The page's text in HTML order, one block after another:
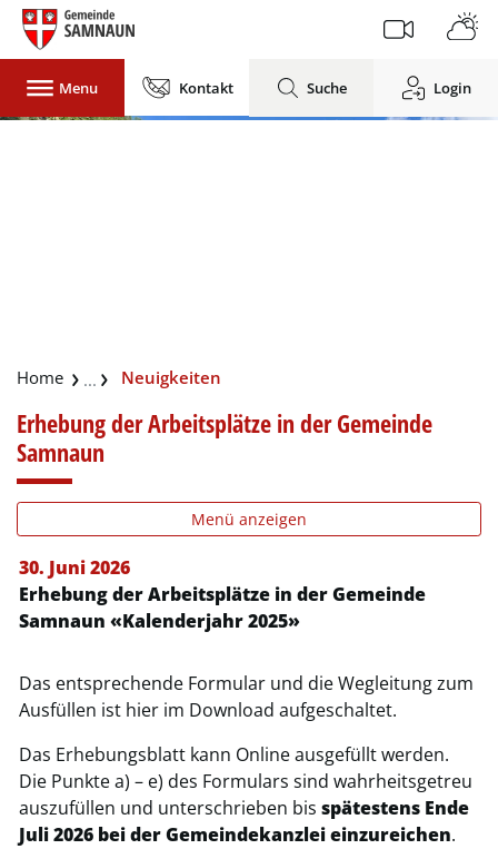
zur Startseite
Direkt zur Hauptnavigation
Direkt zum Inhalt
Direkt zur Suche
Direkt zum Stichwortverzeichnis
Gemeinde Samnaun
Kontakt Suche Login
Menu
Neuigkeiten
Erhebung der Arbeitsplätze in der Gemeinde
Samnaun
Menü anzeigen
30. Juni 2026
Erhebung der Arbeitsplätze in der Gemeinde
Samnaun «Kalenderjahr 2025»
Das entsprechende Formular und die Wegleitung zum
Ausfüllen ist hier im Download aufgeschaltet.
Das Erhebungsblatt kann Online ausgefüllt werden.
Die Punkte a) – e) des Formulars sind wahrheitsgetreu
auszufüllen und unterschrieben bis spätestens Ende
Juli 2026 bei der Gemeindekanzlei einzureichen.
Zugehörige Objekte